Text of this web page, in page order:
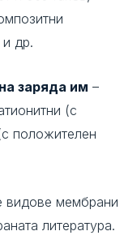
и др.
заряда им –
(с
положителен
видове мембрани
литература.